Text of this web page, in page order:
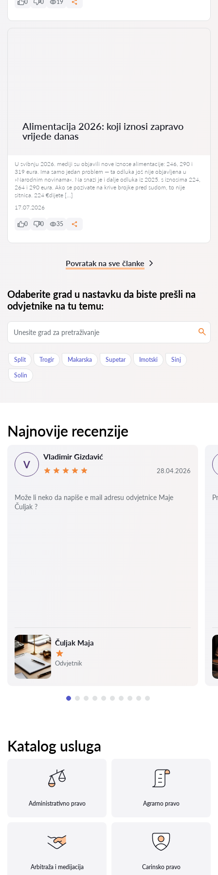
0 0 19
Alimentacija 2026: koji iznosi zapravo
vrijede danas
U svibnju 2026. mediji su objavili nove iznose alimentacije: 246, 290 i
319 eura. Ima samo jedan problem — ta odluka još nije objavljena u
»Narodnim novinama«. Na snazi je i dalje odluka iz 2025. s iznosima 224,
264 i 290 eura. Ako se pozivate na krive brojke pred sudom, to nije
sitnica. 224 €dijete […]
17.07.2026
0 0 35
Povratak na sve članke
Odaberite grad u nastavku da biste prešli na
odvjetnike na tu temu:
Split Trogir Makarska Supetar Imotski Sinj
Solin
Najnovije recenzije
Čuljak Maja
Ocjena:
Odvjetnik
V
Vladimir Gizdavić
28.04.2026
Može li neko da napiše e mail adresu odvjetnice Maje
Čuljak ?
Katalog usluga
Administrativno pravo Agrarno pravo
Arbitraža i medijacija Carinsko pravo